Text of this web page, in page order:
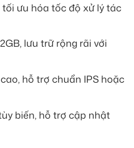
ưu hóa tốc độ xử lý tác
lưu trữ rộng rãi với
hỗ trợ chuẩn IPS hoặc
biến, hỗ trợ cập nhật